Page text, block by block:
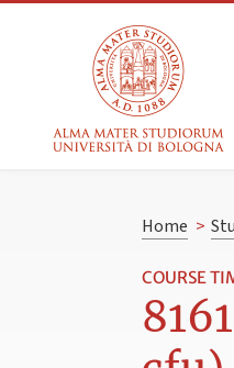
Home >
COURSE